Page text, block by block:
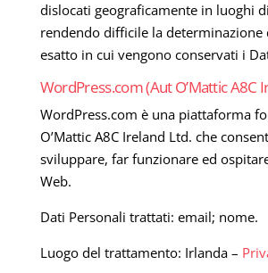
dislocati geograficamente in luoghi
rendendo difficile la determinazione
esatto in cui vengono conservati i
WordPress.com (Aut O’Mattic A8C
WordPress.com è una piattaforma
O’Mattic A8C Ireland Ltd. che
sviluppare, far funzionare ed
Web.
Dati Personali trattati: email; nome.
Luogo del trattamento: Irlanda –